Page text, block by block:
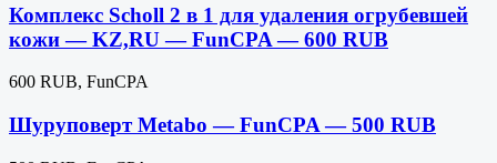
Комплекс Scholl 2 в 1 для удаления огрубевшей
кожи — KZ,RU — FunCPA — 600 RUB
600 RUB, FunCPA
Шуруповерт Metabo — FunCPA — 500 RUB